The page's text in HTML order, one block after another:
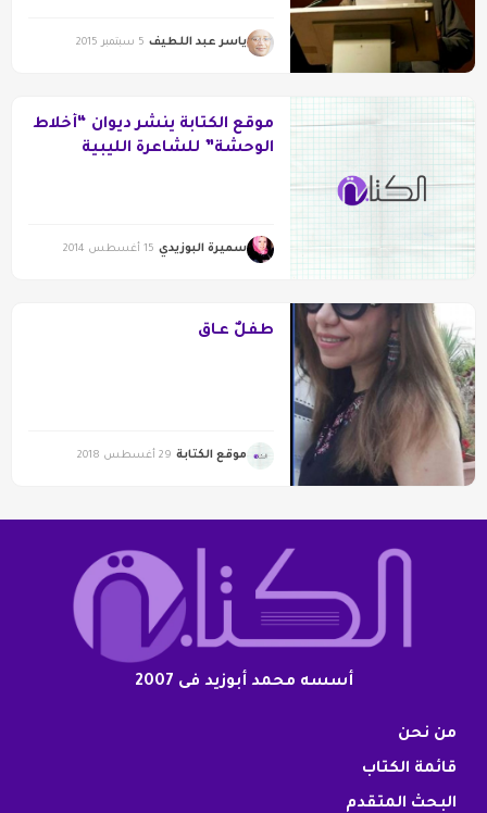
ياسر عبد اللطيف 5 سبتمبر 2015
موقع الكتابة ينشر ديوان “أخلاط
الوحشة” للشاعرة الليبية
سميرة البوزيدي 15 أغسطس 2014
طفلٌ عـاق
موقع الكتابة 29 أغسطس 2018
أسسه محمد أبوزيد فى 2007
من نحن
قائمة الكتاب
البحث المتقدم